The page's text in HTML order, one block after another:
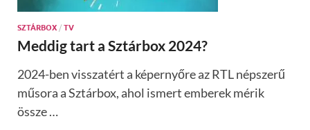
SZTÁRBOX / TV
Meddig tart a Sztárbox 2024?
2024-ben visszatért a képernyőre az RTL népszerű
műsora a Sztárbox, ahol ismert emberek mérik
össze …